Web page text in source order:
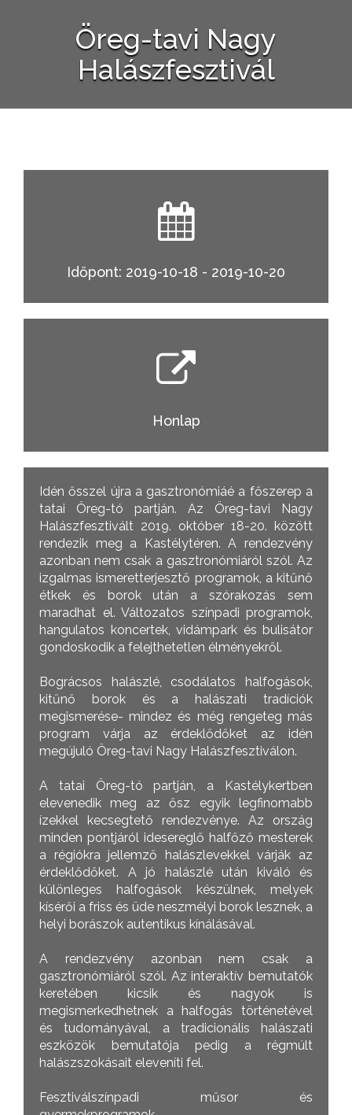
Öreg-tavi Nagy
Halászfesztivál
Időpont: 2019-10-18 - 2019-10-20
Honlap
Idén ősszel újra a gasztronómiáé a főszerep a
tatai Öreg-tó partján. Az Öreg-tavi Nagy
Halászfesztivált 2019. október 18-20. között
rendezik meg a Kastélytéren. A rendezvény
azonban nem csak a gasztronómiáról szól. Az
izgalmas ismeretterjesztő programok, a kitűnő
étkek és borok után a szórakozás sem
maradhat el. Változatos színpadi programok,
hangulatos koncertek, vidámpark és bulisátor
gondoskodik a felejthetetlen élményekről.
Bográcsos halászlé, csodálatos halfogások,
kitűnő borok és a halászati tradíciók
megismerése- mindez és még rengeteg más
program várja az érdeklődőket az idén
megújuló Öreg-tavi Nagy Halászfesztiválon.
A tatai Öreg-tó partján, a Kastélykertben
elevenedik meg az ősz egyik legfinomabb
ízekkel kecsegtető rendezvénye. Az ország
minden pontjáról idesereglő halfőző mesterek
a régiókra jellemző halászlevekkel várják az
érdeklődőket. A jó halászlé után kiváló és
különleges halfogások készülnek, melyek
kísérői a friss és üde neszmélyi borok lesznek, a
helyi borászok autentikus kínálásával.
A rendezvény azonban nem csak a
gasztronómiáról szól. Az interaktív bemutatók
keretében kicsik és nagyok is
megismerkedhetnek a halfogás történetével
és tudományával, a tradicionális halászati
eszközök bemutatója pedig a régmúlt
halászszokásait eleveníti fel.
Fesztiválszínpadi műsor és